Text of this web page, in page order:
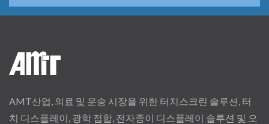
AMT산업, 의료 및 운송 시장을 위한 터치스크린 솔루션, 터
치 디스플레이, 광학 접합, 전자종이 디스플레이 솔루션 및 오